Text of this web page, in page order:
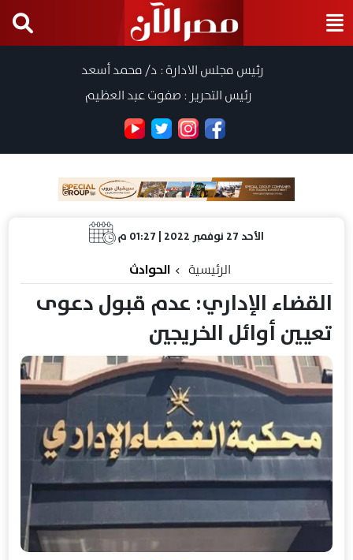
رئيس مجلس الادارة : د/ محمد أسعد
رئيس التحرير : صفوت عبد العظيم
الأحد 27 نوفمبر 2022 | 01:27 م
الرئيسية الحوادث
القضاء الإداري: عدم قبول دعوى
تعيين أوائل الخريجين